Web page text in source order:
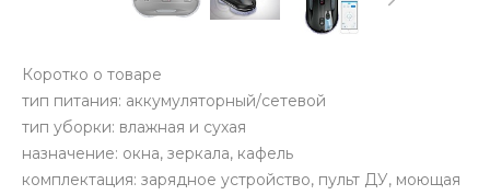
Коротко о товаре
тип питания: аккумуляторный/сетевой
тип уборки: влажная и сухая
назначение: окна, зеркала, кафель
комплектация: зарядное устройство, пульт ДУ, моющая